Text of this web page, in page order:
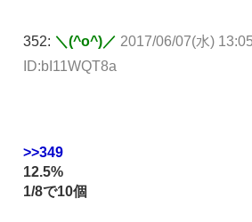
352: ＼(^o^)／ 2017/06/07(水)
ID:bI11WQT8a
>>349
12.5%
1/8で10個